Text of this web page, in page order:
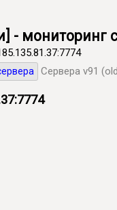
мониторинг
Сервера v91